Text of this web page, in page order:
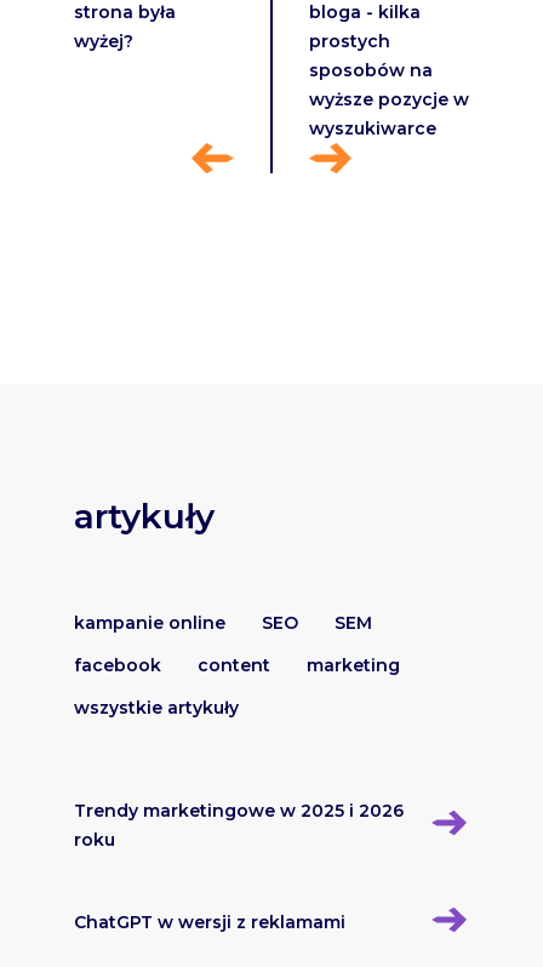
strona była
wyżej?
bloga - kilka
prostych
sposobów na
wyższe pozycje w
wyszukiwarce
artykuły
kampanie online SEO
SEM
facebook
content
marketing
wszystkie artykuły
Trendy marketingowe w 2025 i 2026
roku
ChatGPT w wersji z reklamami